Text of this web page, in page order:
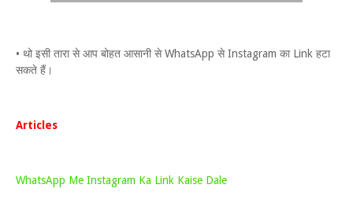
• थो इसी तारा से आप बोहत आसानी से WhatsApp से Instagram का Link हटा
सकते हैं।
Articles
WhatsApp Me Instagram Ka Link Kaise Dale